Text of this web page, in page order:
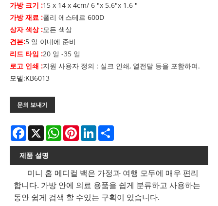
가방 크기 :15 x 14 x 4cm/ 6 "x 5.6"x 1.6 "
가방 재료 :폴리 에스테르 600D
상자 색상 :모든 색상
견본:5 일 이내에 준비
리드 타임 :20 일 -35 일
로고 인쇄 :지원 사용자 정의 : 실크 인쇄, 열전달 등을 포함하여.
모델:KB6013
문의 보내기
Facebook
X WhatsAppPinterestLinkedIn
제품 설명
미니 홈 메디컬 백은 가정과 여행 모두에 매우 편리
합니다. 가방 안에 의료 용품을 쉽게 분류하고 사용하는
동안 쉽게 검색 할 수있는 구획이 있습니다.